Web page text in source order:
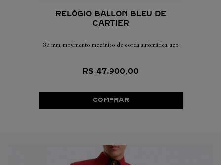
RELÓGIO BALLON BLEU DE
CARTIER
33 mm, movimento mecânico de corda automática, aço
R$ 47.900,00
COMPRAR